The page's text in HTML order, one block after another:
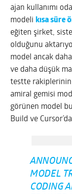
ajan kullanımı
modeli kısa süre
eğiten şirket,
olduğunu
model ancak
ve daha düşük
testte rakiplerinin
amiral gemisi
görünen model
Build ve
MODEL
CODING